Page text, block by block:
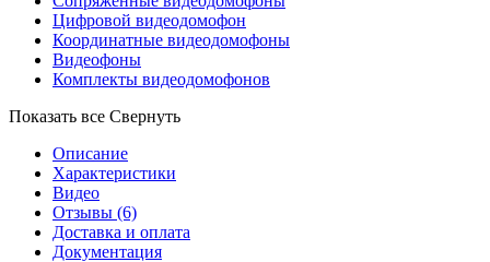
Цифровой видеодомофон
Координатные видеодомофоны
Видеофоны
Комплекты видеодомофонов
Показать все Свернуть
Описание
Характеристики
Видео
Отзывы (6)
Доставка и оплата
Документация